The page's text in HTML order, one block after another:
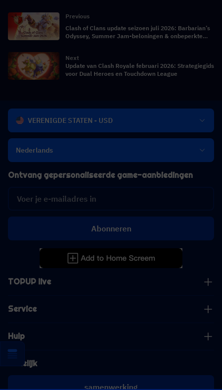
Previous
Clash of Clans update seizoen juli 2026: Barbarian’s
Odyssey, Summer Jam-beloningen & onbeperkte
Next
Update van Clash Royale februari 2026: Strategiegids
voor Dual Heroes en Touchdown League
VERENIGDE STATEN - USD
Nederlands
TOPUP live
Service
Hulp
Zakelijk
samenwerking
Ontvang gepersonaliseerde game-aanbiedingen
Abonneren